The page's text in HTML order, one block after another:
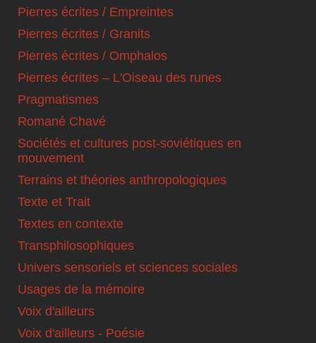
Pierres écrites / Empreintes
Pierres écrites / Granits
Pierres écrites / Omphalos
Pierres écrites – L'Oiseau des runes
Pragmatismes
Romané Chavé
Sociétés et cultures post-soviétiques en
mouvement
Terrains et théories anthropologiques
Texte et Trait
Textes en contexte
Transphilosophiques
Univers sensoriels et sciences sociales
Usages de la mémoire
Voix d'ailleurs
Voix d'ailleurs - Poésie